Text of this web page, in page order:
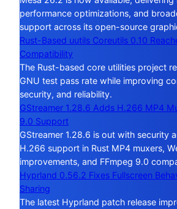
performance optimizations, and
support across its open-source
Rust-Based uutils Coreutils 0.10
Compatibility
The Rust-based core utilities project
GNU test pass rate while improving
security, and reliability.
GStreamer 1.28.6 Adds H.266 MP4
9.0 Support
GStreamer 1.28.6 is out with security
H.266 support in Rust MP4 muxers,
improvements, and FFmpeg 9.0
Hyprland 0.56.2 Fixes Fullscreen
Sharing
The latest Hyprland patch release